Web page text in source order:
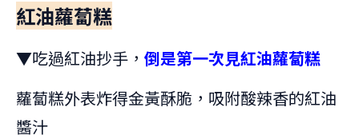
紅油蘿蔔糕
▼吃過紅油抄手， 倒是第一次見紅油蘿蔔糕
蘿蔔糕外表炸得金黃酥脆，吸附酸辣香的紅油
醬汁